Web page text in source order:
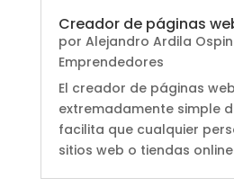
Creador de páginas
por Alejandro Ardila
Emprendedores
El creador de páginas
extremadamente simple
facilita que cualquier
sitios web o tiendas online